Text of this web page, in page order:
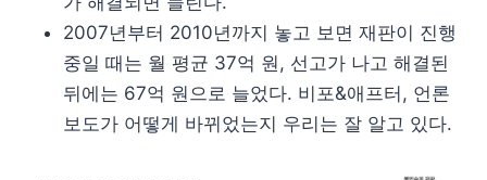
2007년부터 2010년까지 놓고 보면 재판이 진행
중일 때는 월 평균 37억 원, 선고가 나고 해결된
뒤에는 67억 원으로 늘었다. 비포&애프터, 언론
보도가 어떻게 바뀌었는지 우리는 잘 알고 있다.